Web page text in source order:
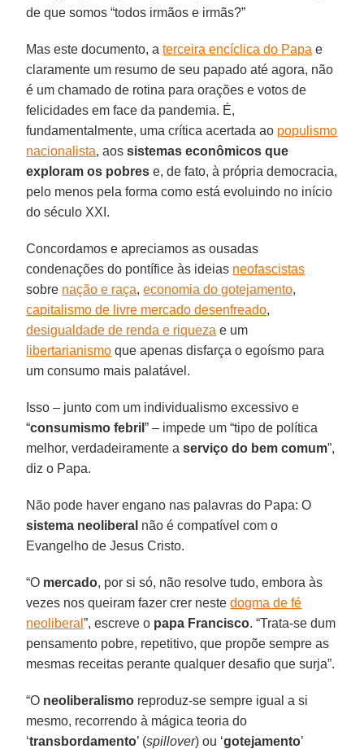
de que somos “todos irmãos e irmãs?”
Mas este documento, aterceira encíclica do Papa e
claramente um resumo de seu papado até agora, não
é um chamado de rotina para orações e votos de
felicidades em face da pandemia. É,
fundamentalmente, uma crítica acertada ao populismo
nacionalista, aossistemas econômicos que
exploram os pobres e, de fato, à própria democracia,
pelo menos pela forma como está evoluindo no início
do século XXI.
Concordamos e apreciamos as ousadas
condenações do pontífice às ideias neofascistas
sobre nação e raça,economia do gotejamento,
capitalismo de livre mercado desenfreado,
desigualdade de renda e riqueza e um
libertarianismo que apenas disfarça o egoísmo para
um consumo mais palatável.
Isso – junto com um individualismo excessivo e
“consumismo febril” – impede um “tipo de política
melhor, verdadeiramente aserviço do bem comum”,
diz o Papa.
Não pode haver engano nas palavras do Papa: O
sistema neoliberal não é compatível com o
Evangelho de Jesus Cristo.
“O mercado, por si só, não resolve tudo, embora às
vezes nos queiram fazer crer nestedogma de fé
neoliberal”, escreve o papa Francisco. “Trata-se dum
pensamento pobre, repetitivo, que propõe sempre as
mesmas receitas perante qualquer desafio que surja”.
“O neoliberalismo reproduz-se sempre igual a si
mesmo, recorrendo à mágica teoria do
‘transbordamento’ (spillover) ou ‘gotejamento’